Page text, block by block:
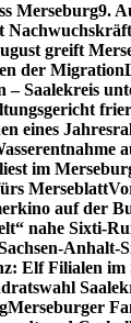
Merseburg9.
greift
der Migration
– Saalekreis
eines Jahres
im
Merseblatt
auf der
nahe Sixti-
Anhalt-
Elf Filialen im
Merseburger